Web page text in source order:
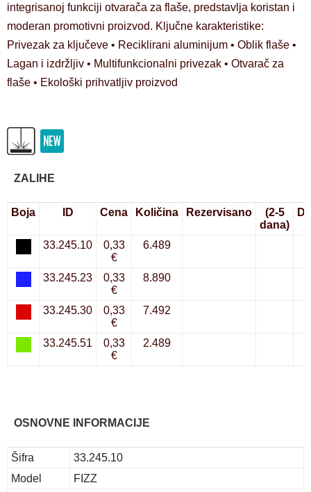
integrisanoj funkciji otvarača za flaše, predstavlja koristan i
moderan promotivni proizvod. Ključne karakteristike:
Privezak za ključeve • Reciklirani aluminijum • Oblik flaše •
Lagan i izdržljiv • Multifunkcionalni privezak • Otvarač za
flaše • Ekološki prihvatljiv proizvod
ZALIHE
Boja ID Cena Količina Rezervisano
(2-5
dana)
33.245.10
0,33
€
6.489
33.245.23
0,33
€
8.890
33.245.30
0,33
€
7.492
33.245.51
0,33
€
2.489
OSNOVNE INFORMACIJE
Šifra
33.245.10
Model
FIZZ